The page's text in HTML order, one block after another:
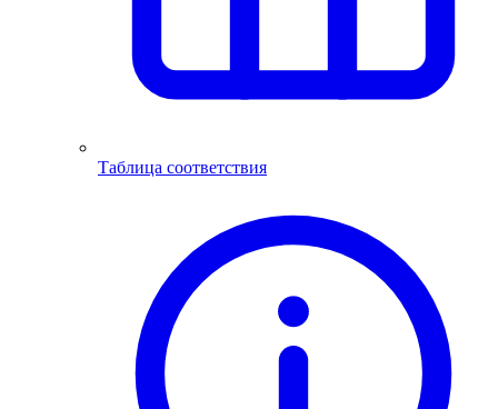
Таблица соответствия